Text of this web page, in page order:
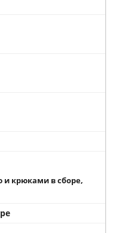
и крюками в сборе,